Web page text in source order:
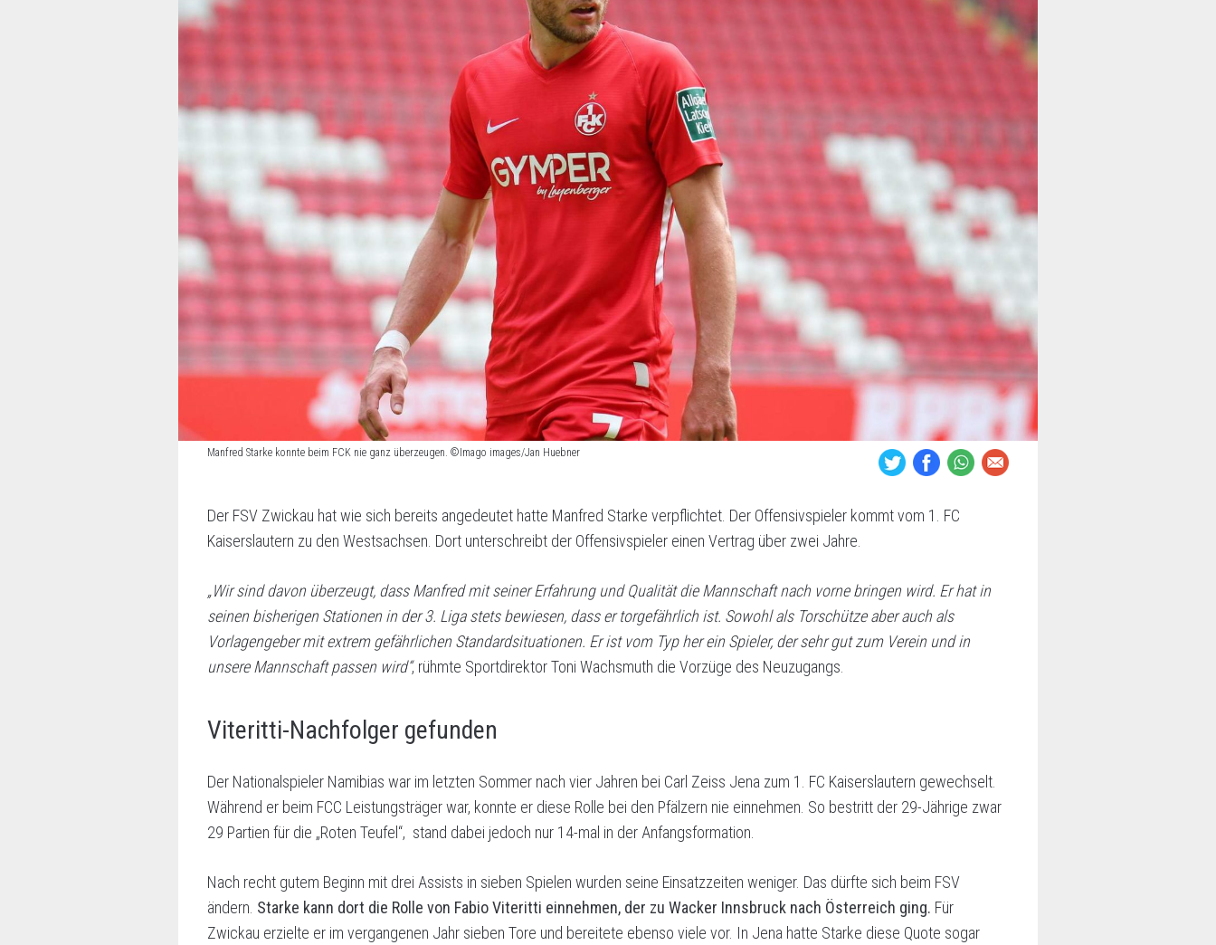
Manfred Starke konnte beim FCK nie ganz überzeugen. ©Imago images/Jan Huebner
Der FSV Zwickau hat wie sich bereits angedeutet hatte Manfred Starke verpflichtet. Der Offensivspieler kommt vom 1. FC
Kaiserslautern zu den Westsachsen. Dort unterschreibt der Offensivspieler einen Vertrag über zwei Jahre.
„Wir sind davon überzeugt, dass Manfred mit seiner Erfahrung und Qualität die Mannschaft nach vorne bringen wird. Er hat in
seinen bisherigen Stationen in der 3. Liga stets bewiesen, dass er torgefährlich ist. Sowohl als Torschütze aber auch als
Vorlagengeber mit extrem gefährlichen Standardsituationen. Er ist vom Typ her ein Spieler, der sehr gut zum Verein und in
unsere Mannschaft passen wird“, rühmte Sportdirektor Toni Wachsmuth die Vorzüge des Neuzugangs.
Viteritti-Nachfolger gefunden
Der Nationalspieler Namibias war im letzten Sommer nach vier Jahren bei Carl Zeiss Jena zum 1. FC Kaiserslautern gewechselt.
Während er beim FCC Leistungsträger war, konnte er diese Rolle bei den Pfälzern nie einnehmen. So bestritt der 29-Jährige zwar
29 Partien für die „Roten Teufel“, stand dabei jedoch nur 14-mal in der Anfangsformation.
Nach recht gutem Beginn mit drei Assists in sieben Spielen wurden seine Einsatzzeiten weniger. Das dürfte sich beim FSV
ändern. Starke kann dort die Rolle von Fabio Viteritti einnehmen, der zu Wacker Innsbruck nach Österreich ging. Für
Zwickau erzielte er im vergangenen Jahr sieben Tore und bereitete ebenso viele vor. In Jena hatte Starke diese Quote sogar